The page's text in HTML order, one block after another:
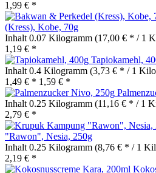
1,99 € *
(Kress), Kobe, 70g
Inhalt 0.07 Kilogramm (17,00 € * / 1
1,19 € *
Tapiokamehl,
Inhalt 0.4 Kilogramm (3,73 € * / 1
1,49 € * 1,59 € *
Inhalt 0.25 Kilogramm (11,16 € * / 1
2,79 € *
"Rawon", Nesia, 250g
Inhalt 0.25 Kilogramm (8,76 € * / 1
2,19 € *